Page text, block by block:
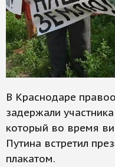
В Краснодаре
задержали
который во время
Путина встретил
плакатом.